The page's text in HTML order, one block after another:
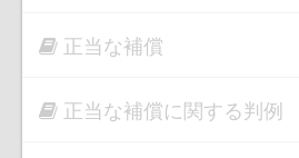
正当な補償
正当な補償に関する判例